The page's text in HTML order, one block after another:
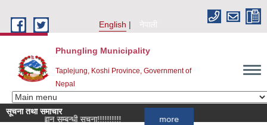
English
नेपाली
Phungling Municipality
Taplejung, Koshi Province, Government of
Nepal
सूचना तथा समाचार
आह्वान सम्बन्धी सूचना!!!!!!!!!!